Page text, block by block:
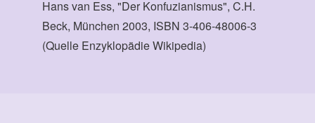
Hans van Ess, "Der Konfuzianismus", C.H.
Beck, München 2003, ISBN 3-406-48006-3
(Quelle Enzyklopädie Wikipedia)